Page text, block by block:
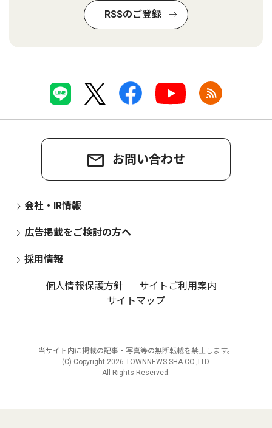
RSSのご登録
お問い合わせ
会社・IR情報
広告掲載をご検討の方へ
採用情報
個人情報保護方針
サイトご利用案内
サイトマップ
当サイト内に掲載の記事・写真等の無断転載を禁止します。
(C) Copyright 2026 TOWNNEWS-SHA CO.,LTD.
All Rights Reserved.